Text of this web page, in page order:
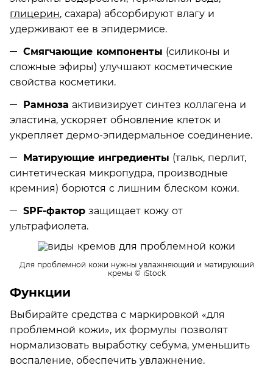
глицерин, сахара) абсорбируют влагу и
удерживают ее в эпидермисе.
Смягчающие компоненты (силиконы и
сложные эфиры) улучшают косметические
свойства косметики.
Рамноза активизирует синтез коллагена и
эластина, ускоряет обновление клеток и
укрепляет дермо-эпидермальное соединение.
Матирующие ингредиенты (тальк, перлит,
синтетическая микропудра, производные
кремния) борются с лишним блеском кожи.
SPF-фактор защищает кожу от
ультрафиолета.
Для проблемной кожи нужны увлажняющий и матирующий
кремы© iStock
Функции
Выбирайте средства с маркировкой «для
проблемной кожи», их формулы позволят
нормализовать выработку себума, уменьшить
воспаление, обеспечить увлажнение.